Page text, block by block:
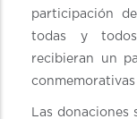
participación
todas y
recibieran un
Las donaciones